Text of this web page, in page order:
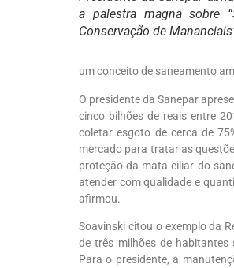
a palestra magna sobre
Conservação de
um conceito de saneamento
O presidente da Sanepar
cinco bilhões de reais entre
coletar esgoto de cerca de
mercado para tratar as
proteção da mata ciliar do
atender com qualidade e
afirmou.
Soavinski citou o exemplo da
de três milhões de habitantes
Para o presidente, a